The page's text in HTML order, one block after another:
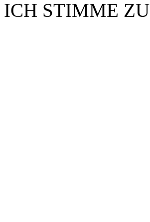
ICH STIMME ZU